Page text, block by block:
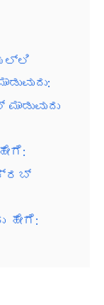
ಹೇಗೆ: